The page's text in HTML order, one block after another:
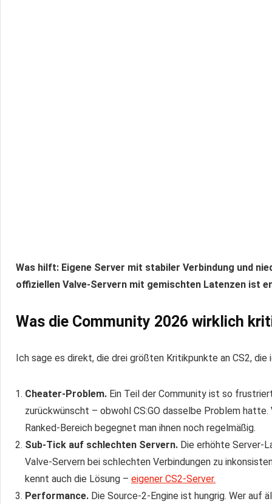
Was hilft: Eigene Server mit stabiler Verbindung und
offiziellen Valve-Servern mit gemischten Latenzen ist
Was die Community 2026 wirklich
Ich sage es direkt, die drei größten Kritikpunkte an CS2, die
Cheater-Problem. Ein Teil der Community ist so
zurückwünscht – obwohl CS:GO dasselbe Problem hatte.
Ranked-Bereich begegnet man ihnen noch regelmäßig.
Sub-Tick auf schlechten Servern. Die erhöhte Server-
Valve-Servern bei schlechten Verbindungen zu
kennt auch die Lösung – eigener CS2-Server.
Performance. Die Source-2-Engine ist hungrig. Wer